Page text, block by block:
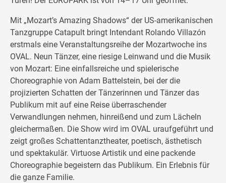
Mit „Mozart’s Amazing Shadows“ der US-amerikanischen
Tanzgruppe Catapult bringt Intendant Rolando Villazón
erstmals eine Veranstaltungsreihe der Mozartwoche ins
OVAL. Neun Tänzer, eine riesige Leinwand und die Musik
von Mozart: Eine einfallsreiche und spielerische
Choreographie von Adam Battelstein, bei der die
projizierten Schatten der Tänzerinnen und Tänzer das
Publikum mit auf eine Reise überraschender
Verwandlungen nehmen, hinreißend und zum Lächeln
gleichermaßen. Die Show wird im OVAL uraufgeführt und
zeigt großes Schattentanztheater, poetisch, ästhetisch
und spektakulär. Virtuose Artistik und eine packende
Choreographie begeistern das Publikum. Ein Erlebnis für
die ganze Familie.